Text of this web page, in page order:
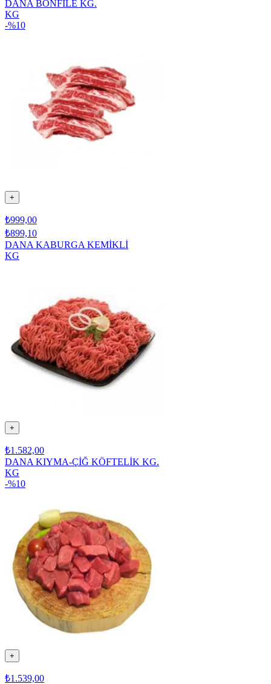
DANA BONFİLE KG.
KG
-%10
+
₺999,00
₺899,10
DANA KABURGA KEMİKLİ
KG
+
₺1.582,00
DANA KIYMA-ÇİĞ KÖFTELİK KG.
KG
-%10
+
₺1.539,00